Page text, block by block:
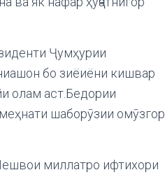
Ҷумҳурии
бо зиёиёни кишвар
олам аст.Бедории
шаборӯзии омӯзгор
миллатро ифтихори